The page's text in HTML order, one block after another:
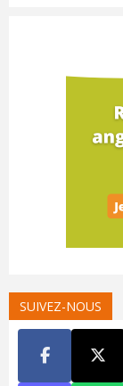
SUIVEZ-NOUS